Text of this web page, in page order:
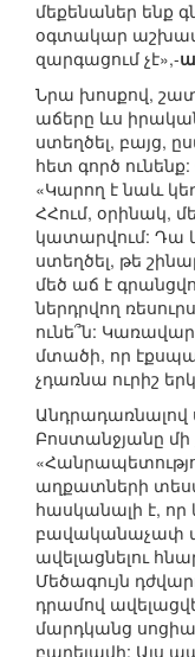
մեքենաներ ենք
օգտակար
զարգացում չէ»,-
Նրա խոսքով, շատ
աճերը ևս
ստեղծել, բայց,
հետ գործ ունենք:
«Կարող է նաև
ՀՀում, օրինակ,
կատարվում: Դա
ստեղծել, թե
մեծ աճ է
ներդրվող
ունե՞ն:
մտածի, որ
չդառնա ուրիշ
Անդրադառնալով
Բոստանջյանը
աղքատների
հասկանալի է,
բավականաչափ
ավելացնելու
Մեծագույն
դրամով
մարդկանց
բարելավի: Այս